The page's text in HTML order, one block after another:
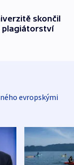
skončil
plagiátorství
evropskými